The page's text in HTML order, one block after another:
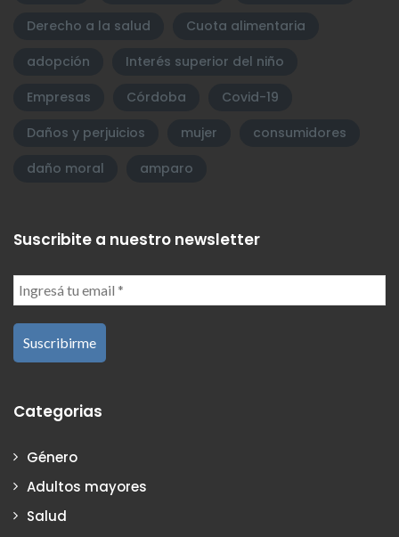
Derecho a la salud
Cuota alimentaria
adopción
Interés superior del niño
Empresas
Córdoba
Covid-19
Daños y perjuicios
mujer
consumidores
daño moral
amparo
Suscribite a nuestro newsletter
Categorias
Género
Adultos mayores
Salud